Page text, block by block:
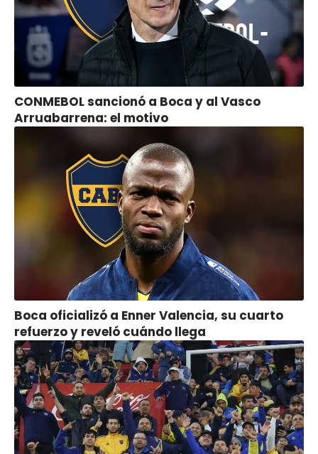
CONMEBOL sancionó a Boca y al Vasco
Arruabarrena: el motivo
Boca oficializó a Enner Valencia, su cuarto
refuerzo y reveló cuándo llega